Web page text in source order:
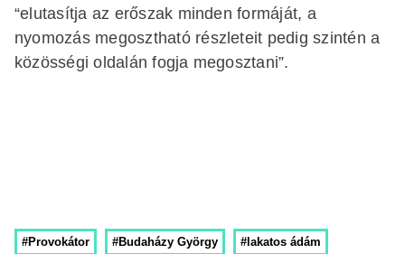
“elutasítja az erőszak minden formáját, a
nyomozás megosztható részleteit pedig szintén a
közösségi oldalán fogja megosztani”.
#Provokátor #Budaházy György #lakatos ádám